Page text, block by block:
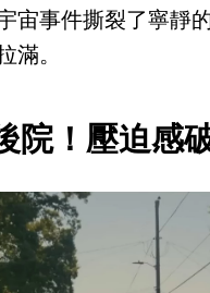
宙事件撕裂了寧靜
滿。
院！壓迫感